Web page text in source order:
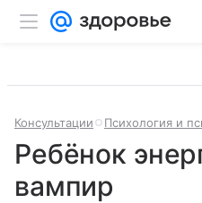
Консультации Психология и
Ребёнок
вампир